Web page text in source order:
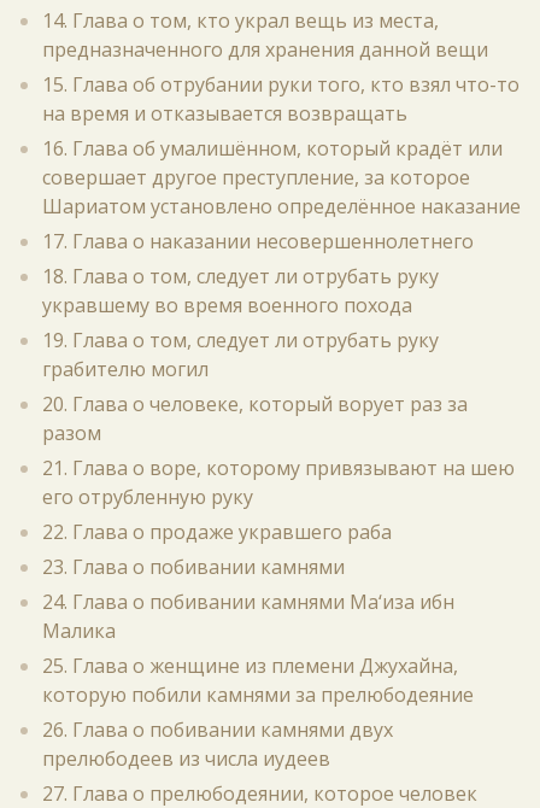
14. Глава о том, кто украл вещь из места,
предназначенного для хранения данной вещи
15. Глава об отрубании руки того, кто взял что-то
на время и отказывается возвращать
16. Глава об умалишённом, который крадёт или
совершает другое преступление, за которое
Шариатом установлено определённое наказание
17. Глава о наказании несовершеннолетнего
18. Глава о том, следует ли отрубать руку
укравшему во время военного похода
19. Глава о том, следует ли отрубать руку
грабителю могил
20. Глава о человеке, который ворует раз за
разом
21. Глава о воре, которому привязывают на шею
его отрубленную руку
22. Глава о продаже укравшего раба
23. Глава о побивании камнями
24. Глава о побивании камнями Ма‘иза ибн
Малика
25. Глава о женщине из племени Джухайна,
которую побили камнями за прелюбодеяние
26. Глава о побивании камнями двух
прелюбодеев из числа иудеев
27. Глава о прелюбодеянии, которое человек